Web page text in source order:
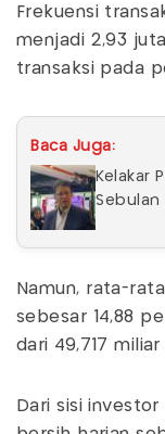
Frekuensi
menjadi 2,93
transaksi pada
Baca Juga:
Kelakar
Sebulan
Namun, rata-
sebesar 14,88
dari 49,717
Dari sisi